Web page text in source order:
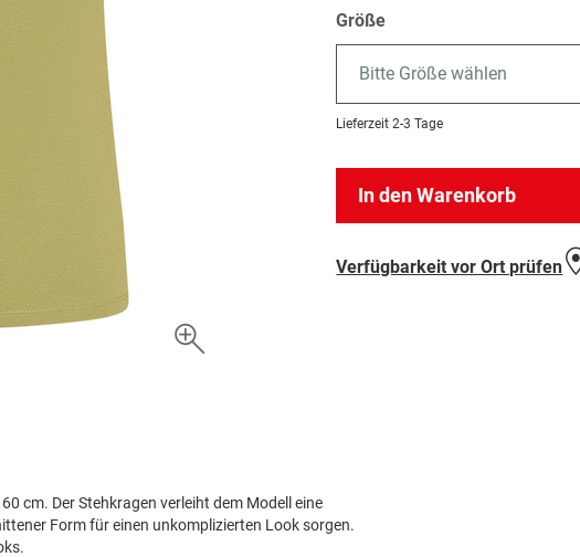
Größe
Bitte Größe wählen
Lieferzeit 2-3 Tage
In den Warenkorb
Verfügbarkeit vor Ort prüfen
cm. Der Stehkragen verleiht dem Modell eine
Form für einen unkomplizierten Look sorgen.